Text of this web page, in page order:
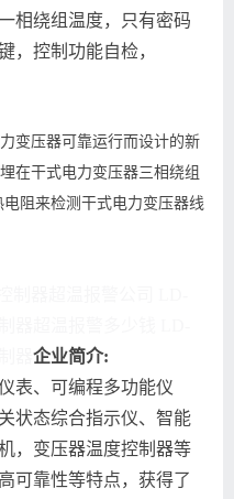
相绕组温度，只有密码
，控制功能自检，
变压器可靠运行而设计的新
在干式电力变压器三相绕组
电阻来检测干式电力变压器线
企业简介:
表、可编程多功能仪
状态综合指示仪、智能
，变压器温度控制器等
可靠性等特点，获得了